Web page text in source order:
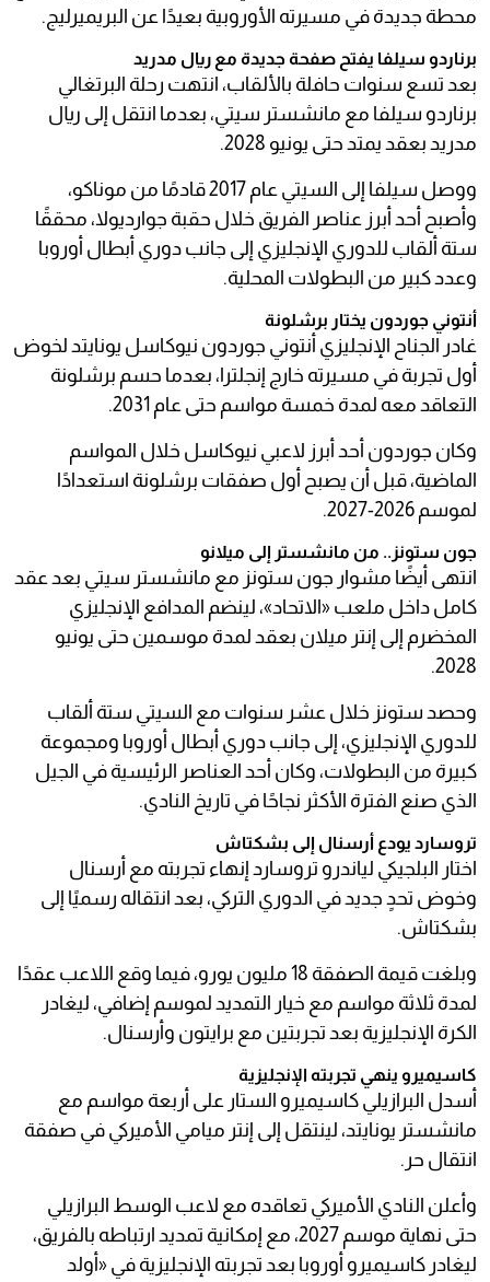
محطة جديدة في مسيرته الأوروبية بعيدًا عن البريميرليج.
برناردو سيلفا يفتح صفحة جديدة مع ريال مدريد
بعد تسع سنوات حافلة بالألقاب، انتهت رحلة البرتغالي
برناردو سيلفا مع مانشستر سيتي، بعدما انتقل إلى ريال
مدريد بعقد يمتد حتى يونيو 2028.
ووصل سيلفا إلى السيتي عام 2017 قادمًا من موناكو،
وأصبح أحد أبرز عناصر الفريق خلال حقبة جوارديولا، محققًا
ستة ألقاب للدوري الإنجليزي إلى جانب دوري أبطال أوروبا
وعدد كبير من البطولات المحلية.
أنتوني جوردون يختار برشلونة
غادر الجناح الإنجليزي أنتوني جوردون نيوكاسل يونايتد لخوض
أول تجربة في مسيرته خارج إنجلترا، بعدما حسم برشلونة
التعاقد معه لمدة خمسة مواسم حتى عام 2031.
وكان جوردون أحد أبرز لاعبي نيوكاسل خلال المواسم
الماضية، قبل أن يصبح أول صفقات برشلونة استعدادًا
لموسم 2026-2027.
جون ستونز.. من مانشستر إلى ميلانو
انتهى أيضًا مشوار جون ستونز مع مانشستر سيتي بعد عقد
كامل داخل ملعب «الاتحاد»، لينضم المدافع الإنجليزي
المخضرم إلى إنتر ميلان بعقد لمدة موسمين حتى يونيو
2028.
وحصد ستونز خلال عشر سنوات مع السيتي ستة ألقاب
للدوري الإنجليزي، إلى جانب دوري أبطال أوروبا ومجموعة
كبيرة من البطولات، وكان أحد العناصر الرئيسية في الجيل
الذي صنع الفترة الأكثر نجاحًا في تاريخ النادي.
تروسارد يودع أرسنال إلى بشكتاش
اختار البلجيكي لياندرو تروسارد إنهاء تجربته مع أرسنال
وخوض تحدٍ جديد في الدوري التركي، بعد انتقاله رسميًا إلى
بشكتاش.
وبلغت قيمة الصفقة 18 مليون يورو، فيما وقع اللاعب عقدًا
لمدة ثلاثة مواسم مع خيار التمديد لموسم إضافي، ليغادر
الكرة الإنجليزية بعد تجربتين مع برايتون وأرسنال.
كاسيميرو ينهي تجربته الإنجليزية
أسدل البرازيلي كاسيميرو الستار على أربعة مواسم مع
مانشستر يونايتد، لينتقل إلى إنتر ميامي الأميركي في صفقة
انتقال حر.
وأعلن النادي الأميركي تعاقده مع لاعب الوسط البرازيلي
حتى نهاية موسم 2027، مع إمكانية تمديد ارتباطه بالفريق،
ليغادر كاسيميرو أوروبا بعد تجربته الإنجليزية في «أولد